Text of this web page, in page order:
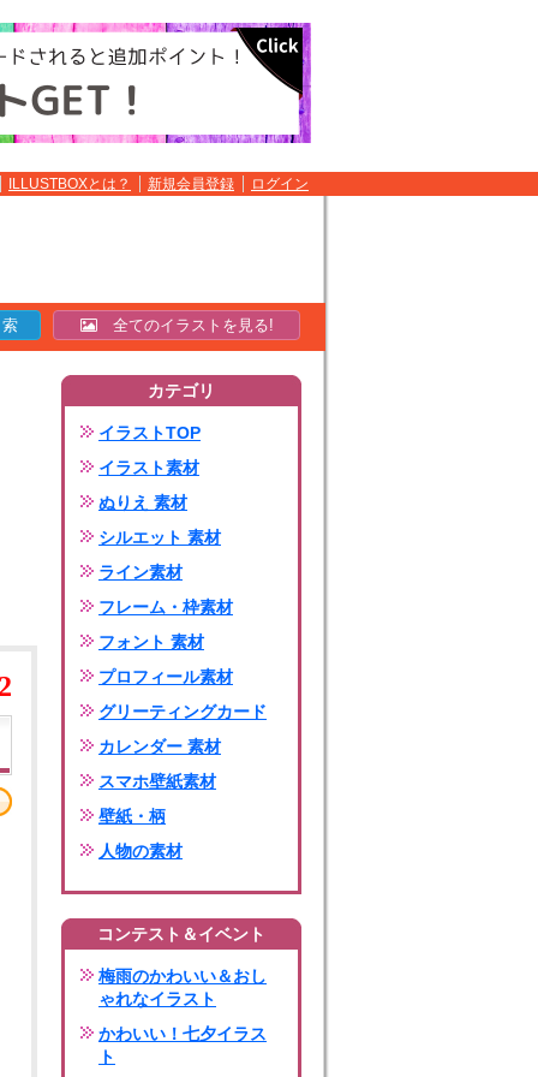
ILLUSTBOXとは？ 新規会員登録 ログイン
全てのイラストを見る!
カテゴリ
イラストTOP
イラスト素材
ぬりえ 素材
シルエット 素材
ライン素材
フレーム・枠素材
フォント 素材
プロフィール素材
グリーティングカード
カレンダー 素材
スマホ壁紙素材
壁紙・柄
人物の素材
コンテスト＆イベント
梅雨のかわいい＆おし
ゃれなイラスト
かわいい！七夕イラス
ト